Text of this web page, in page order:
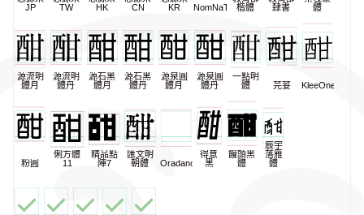
JP
TW
HK
CN
KR
NomNaTong楷體
隸書
體
源流明
體月
源流明
體丹
源石黑
體月
源石黑
體丹
源泉圓
體月
源泉圓
體丹
一點明
體
芫荽 KleeOne
粉圓
俐方體
11
精品點
陣7
匯文明
朝體
Oradano
得意
黑
饅頭黑
體
辰宇
落雁
體